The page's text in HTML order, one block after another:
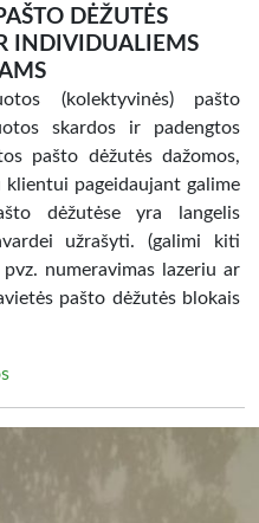
DĖŽUTĖS
INDIVIDUALIEMS
(kolektyvinės) pašto
skardos ir padengtos
pašto dėžutės dažomos,
pageidaujant galime
dėžutėse yra langelis
užrašyti. (galimi kiti
numeravimas lazeriu ar
pašto dėžutės blokais